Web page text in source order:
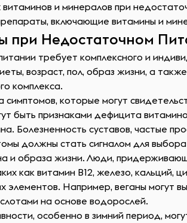
и минералов при
включающие витамины и
при Недостаточном
требует комплексного и
возраст, пол, образ жизни, а
комплекса.
которые могут
быть признаками дефицита
Болезненность суставов, частые
должны стать сигналом для
и образа жизни. Люди,
как витамин B12, железо,
элементов. Например, веганы могут
на основе водорослей.
особенно в зимний период,